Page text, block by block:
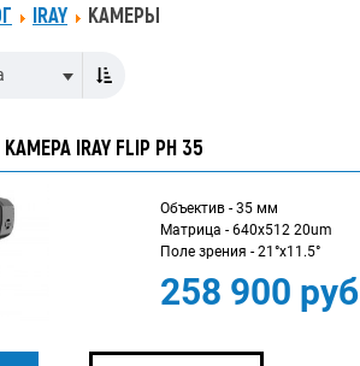
IRAY КАМЕРЫ
IRAY FLIP PH 35
Объектив - 35 мм
Матрица - 640x512 20um
Поле зрения - 21°x11.5°
258 900 руб